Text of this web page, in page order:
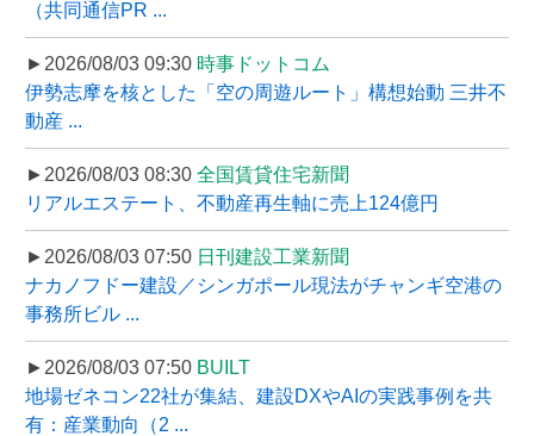
（共同通信PR ...
►2026/08/03 09:30 時事ドットコム
伊勢志摩を核とした「空の周遊ルート」構想始動 三井不
動産 ...
►2026/08/03 08:30 全国賃貸住宅新聞
リアルエステート、不動産再生軸に売上124億円
►2026/08/03 07:50 日刊建設工業新聞
ナカノフドー建設／シンガポール現法がチャンギ空港の
事務所ビル ...
►2026/08/03 07:50 BUILT
地場ゼネコン22社が集結、建設DXやAIの実践事例を共
有：産業動向（2 ...